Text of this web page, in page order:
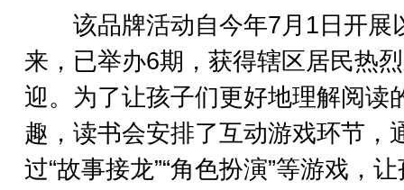
该品牌活动自今年7月1日开展
来，已举办6期，获得辖区居民热
迎。为了让孩子们更好地理解阅读
趣，读书会安排了互动游戏环节，
过“故事接龙”“角色扮演”等游戏，